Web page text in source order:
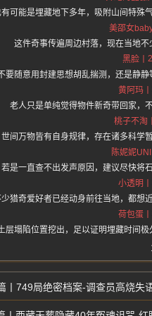
可能是埋藏地下多年，吸附山间特殊
美邵女
这件奇事传遍周边村落，现在当地不
黑脸
要随意用封建思想胡乱揣测，还是静静
黄阿玛
老人只是单纯觉得物件新奇带回家，
桃子不淘
世间万物皆有自身规律，存在诸多科学
陈妮妮UNI
若是一直查不出发声原因，建议尽快将
小透明
猎奇爱好者已经动身前往当地，都想
荷包蛋
层塌陷位置挖出，足以证明埋藏时间
749局绝密档案-调查员高烧失